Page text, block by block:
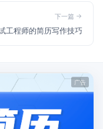
下一篇
工程师的简历写作技巧